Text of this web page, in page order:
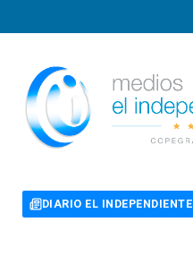
DIARIO EL INDEPENDIENTE